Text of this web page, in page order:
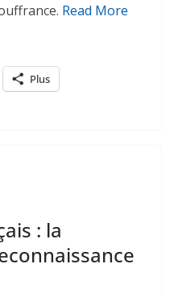
Read More
Plus
: la